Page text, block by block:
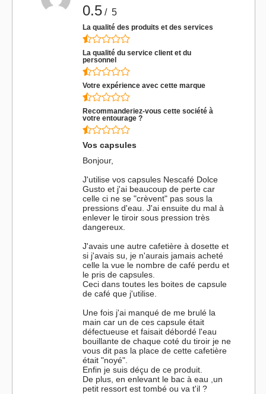
0.5 / 5
La qualité des produits et des services
La qualité du service client et du
personnel
Votre expérience avec cette marque
Recommanderiez-vous cette société à
votre entourage ?
Vos capsules
Bonjour,
J'utilise vos capsules Nescafé Dolce
Gusto et j'ai beaucoup de perte car
celle ci ne se "crèvent" pas sous la
pressions d'eau. J'ai ensuite du mal à
enlever le tiroir sous pression très
dangereux.
J'avais une autre cafetière à dosette et
si j'avais su, je n'aurais jamais acheté
celle la vue le nombre de café perdu et
le pris de capsules.
Ceci dans toutes les boites de capsule
de café que j'utilise.
Une fois j'ai manqué de me brulé la
main car un de ces capsule était
défectueuse et faisait débordé l'eau
bouillante de chaque coté du tiroir je ne
vous dit pas la place de cette cafetière
était "noyé".
Enfin je suis déçu de ce produit.
De plus, en enlevant le bac à eau ,un
petit ressort est tombé ou va t'il ?